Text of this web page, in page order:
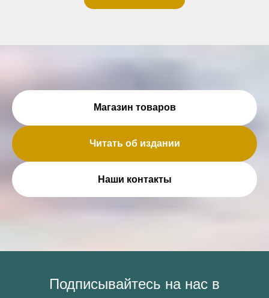
Магазин товаров
Читать об издании
Наши контакты
Подписывайтесь на нас в